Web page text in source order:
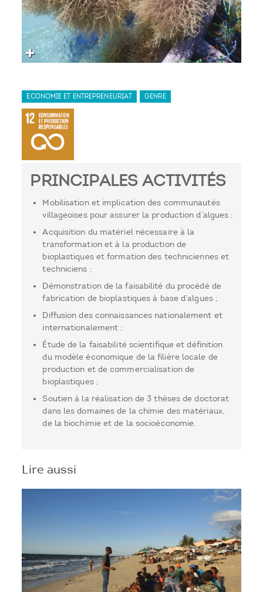
ECONOMIE ET ENTREPRENEURIAT GENRE
PRINCIPALES ACTIVITÉS
Mobilisation et implication des communautés
villageoises pour assurer la production d’algues ;
Acquisition du matériel nécessaire à la
transformation et à la production de
bioplastiques et formation des techniciennes et
techniciens ;
Démonstration de la faisabilité du procédé de
fabrication de bioplastiques à base d’algues ;
Diffusion des connaissances nationalement et
internationalement ;
Étude de la faisabilité scientifique et définition
du modèle économique de la filière locale de
production et de commercialisation de
bioplastiques ;
Soutien à la réalisation de 3 thèses de doctorat
dans les domaines de la chimie des matériaux,
de la biochimie et de la socioéconomie.
Lire aussi